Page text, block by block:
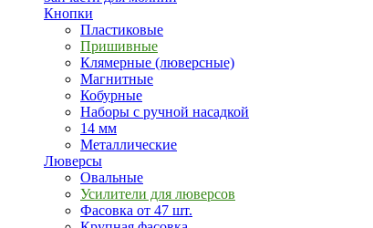
Кнопки
Пластиковые
Пришивные
Клямерные (люверсные)
Магнитные
Кобурные
Наборы с ручной насадкой
14 мм
Металлические
Люверсы
Овальные
Усилители для люверсов
Фасовка от 47 шт.